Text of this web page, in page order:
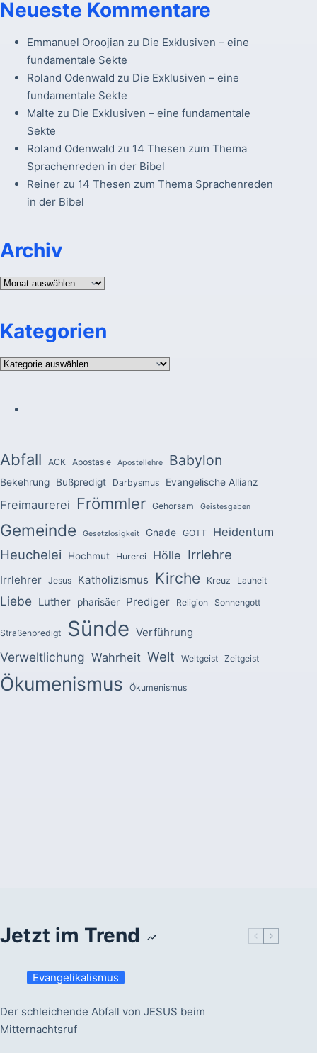
Neueste Kommentare
Emmanuel Oroojian zu Die Exklusiven – eine
fundamentale Sekte
Roland Odenwald zu Die Exklusiven – eine
fundamentale Sekte
Malte zu Die Exklusiven – eine fundamentale
Sekte
Roland Odenwald zu 14 Thesen zum Thema
Sprachenreden in der Bibel
Reinerzu 14 Thesen zum Thema Sprachenreden
in der Bibel
Archiv
Archiv
Kategorien
Kategorien
Abfall ACK Apostasie Apostellehre Babylon
Bekehrung Bußpredigt Darbysmus Evangelische Allianz
Freimaurerei Frömmler Gehorsam Geistesgaben
Gemeinde Gesetzlosigkeit Gnade GOTT Heidentum
Heuchelei Hochmut Hurerei Hölle Irrlehre
Irrlehrer Jesus Katholizismus Kirche Kreuz Lauheit
Liebe Luther pharisäer Prediger Religion Sonnengott
Straßenpredigt Sünde Verführung
Verweltlichung Wahrheit Welt Weltgeist Zeitgeist
Ökumenismus Ökumenismus
Jetzt im Trend
Evangelikalismus
Der schleichende Abfall von JESUS beim
Mitternachtsruf